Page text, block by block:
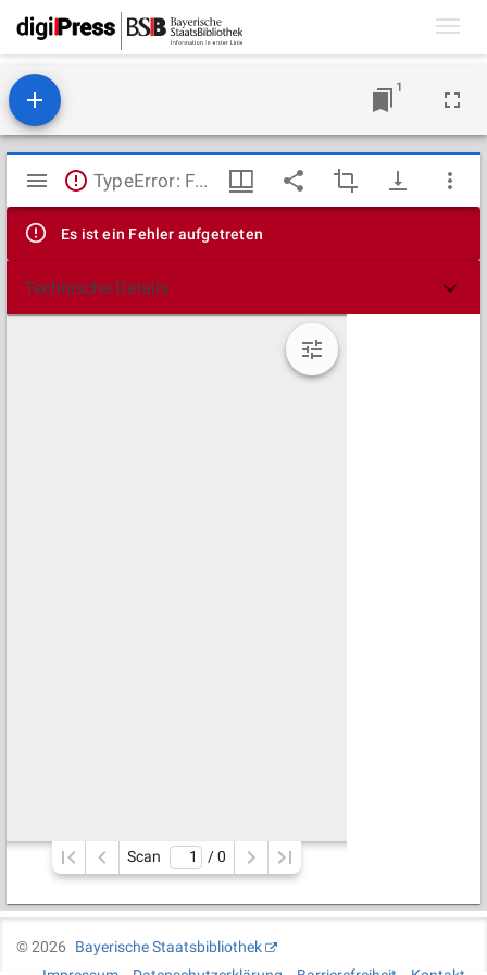
1
Mirador
Viewer
TypeError: Failed to fetch
Es ist ein Fehler aufgetreten
Technische Details
Scan / 0
©2026
Bayerische Staatsbibliothek